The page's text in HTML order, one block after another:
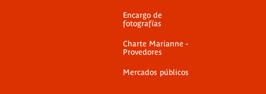
Encargo de
fotografías
Charte Marianne -
Provedores
Mercados públicos